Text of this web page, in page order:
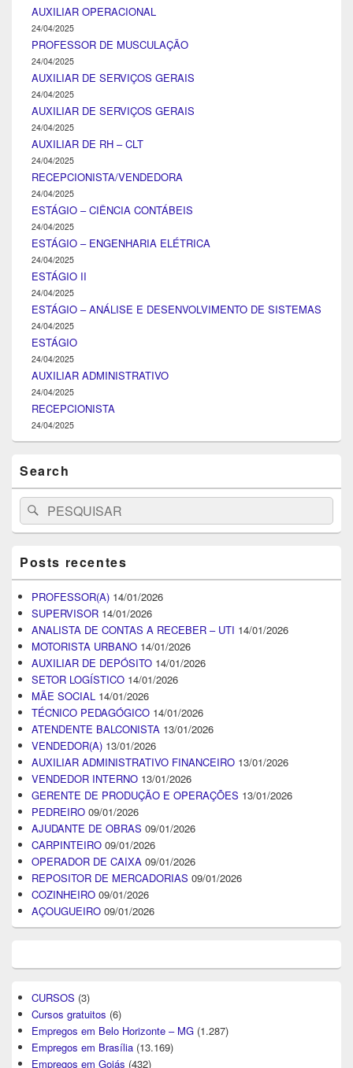
AUXILIAR OPERACIONAL
24/04/2025
PROFESSOR DE MUSCULAÇÃO
24/04/2025
AUXILIAR DE SERVIÇOS GERAIS
24/04/2025
AUXILIAR DE SERVIÇOS GERAIS
24/04/2025
AUXILIAR DE RH – CLT
24/04/2025
RECEPCIONISTA/VENDEDORA
24/04/2025
ESTÁGIO – CIÊNCIA CONTÁBEIS
24/04/2025
ESTÁGIO – ENGENHARIA ELÉTRICA
24/04/2025
ESTÁGIO II
24/04/2025
ESTÁGIO – ANÁLISE E DESENVOLVIMENTO DE SISTEMAS
24/04/2025
ESTÁGIO
24/04/2025
AUXILIAR ADMINISTRATIVO
24/04/2025
RECEPCIONISTA
24/04/2025
Search
Search
for:
Pesquisar
Posts recentes
PROFESSOR(A) 14/01/2026
SUPERVISOR 14/01/2026
ANALISTA DE CONTAS A RECEBER – UTI 14/01/2026
MOTORISTA URBANO 14/01/2026
AUXILIAR DE DEPÓSITO 14/01/2026
SETOR LOGÍSTICO 14/01/2026
MÃE SOCIAL 14/01/2026
TÉCNICO PEDAGÓGICO 14/01/2026
ATENDENTE BALCONISTA 13/01/2026
VENDEDOR(A) 13/01/2026
AUXILIAR ADMINISTRATIVO FINANCEIRO 13/01/2026
VENDEDOR INTERNO 13/01/2026
GERENTE DE PRODUÇÃO E OPERAÇÕES 13/01/2026
PEDREIRO 09/01/2026
AJUDANTE DE OBRAS 09/01/2026
CARPINTEIRO 09/01/2026
OPERADOR DE CAIXA 09/01/2026
REPOSITOR DE MERCADORIAS 09/01/2026
COZINHEIRO 09/01/2026
AÇOUGUEIRO 09/01/2026
CURSOS (3)
Cursos gratuitos (6)
Empregos em Belo Horizonte – MG (1.287)
Empregos em Brasília (13.169)
Empregos em Goiás (432)